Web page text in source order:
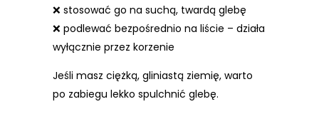
❌ stosować go na suchą, twardą glebę
❌ podlewać bezpośrednio na liście – działa
wyłącznie przez korzenie
Jeśli masz ciężką, gliniastą ziemię, warto
po zabiegu lekko spulchnić glebę.